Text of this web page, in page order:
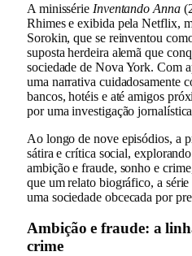
A minissérie Inventando Anna
Rhimes e exibida pela Netflix,
Sorokin, que se reinventou
suposta herdeira alemã que
sociedade de Nova York. Com
uma narrativa cuidadosamente
bancos, hotéis e até amigos
por uma investigação
Ao longo de nove episódios, a
sátira e crítica social,
ambição e fraude, sonho e
que um relato biográfico, a série
uma sociedade obcecada por
Ambição e fraude: a
crime